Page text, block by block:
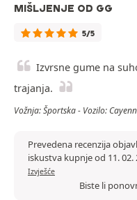
MIŠLJENJE OD GG
5/5
Izvrsne gume na
trajanja.
Vožnja: Športska - Vozilo:
Prevedena recenzija
iskustva kupnje od 11. 02.
Izvješće
Biste li